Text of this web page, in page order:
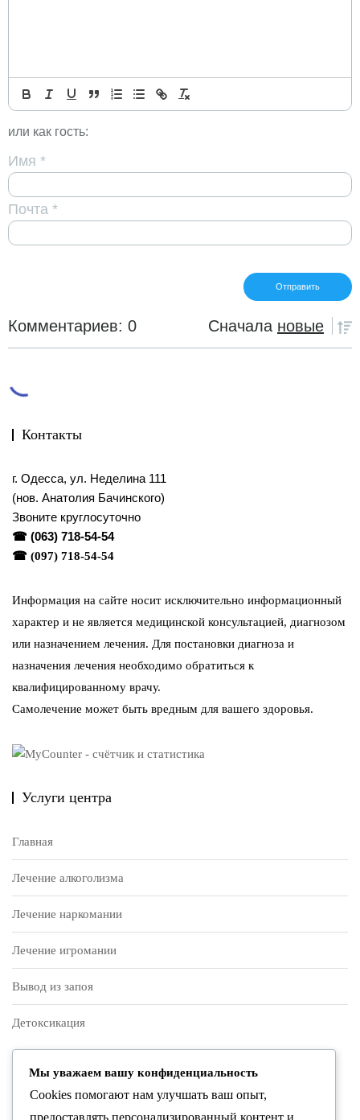
или как гость:
Имя *
Почта *
Комментариев: 0 Сначала новые
Контакты
г. Одесса, ул. Неделина 111
(нов. Анатолия Бачинского)
Звоните круглосуточно
☎ (063) 718-54-54
☎ (097) 718-54-54
Информация на сайте носит исключительно информационный
характер и не является медицинской консультацией, диагнозом
или назначением лечения. Для постановки диагноза и
назначения лечения необходимо обратиться к
квалифицированному врачу.
Самолечение может быть вредным для вашего здоровья.
Услуги центра
Главная
Лечение алкоголизма
Лечение наркомании
Лечение игромании
Вывод из запоя
Детоксикация
О нас
Мы уважаем вашу конфиденциальность
Cookies помогают нам улучшать ваш опыт,
предоставлять персонализированный контент и